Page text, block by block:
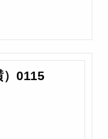
0115